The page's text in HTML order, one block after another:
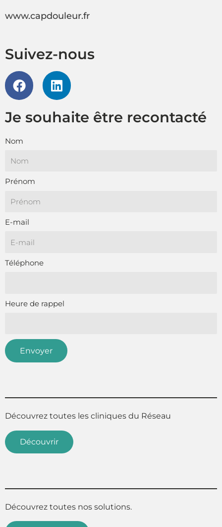
www.capdouleur.fr
Suivez-nous
F
a
c
e
o
k
L
i
n
k
Je souhaite être recontacté
Nom
Prénom
E-mail
Téléphone
Heure de rappel
Envoyer
Découvrez toutes les cliniques du Réseau
Découvrir
Découvrez toutes nos solutions.